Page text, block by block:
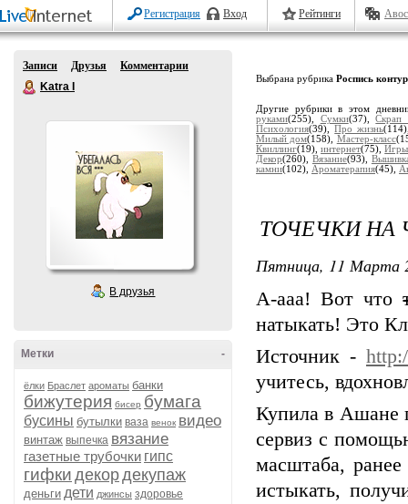
Регистрация Вход Рейтинги
Записи Друзья
Комментарии
Katra I
В друзья
-
Метки
ёлки Браслет ароматы банки
бижутерия бисер бумага
бусины бутылки ваза венок видео
винтаж выпечка вязание
газетные трубочки гипс
гифки декордекупаж
деньги дети джинсы здоровье
Выбрана рубрика Роспись
Другие рубрики в этом
руками(255), Сумки(37),Скрап
Психология(39),Про жизнь
Милый дом(158), Мастер-класс
Квиллинг(19),интернет(75),
Декор(260), Вязание(93),
камни(102), Ароматерапия(45),
ТОЧЕЧКИ НА
Пятница, 11 Марта
А-ааа! Вот что
натыкать! Это
Источник -
учитесь,
Купила в Ашане
сервиз с
масштаба,
истыкать,